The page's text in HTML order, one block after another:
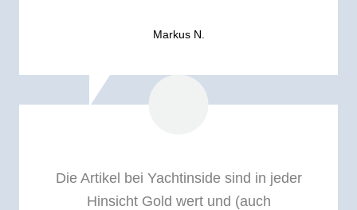
Markus N.
Die Artikel bei Yachtinside sind in jeder
Hinsicht Gold wert und (auch